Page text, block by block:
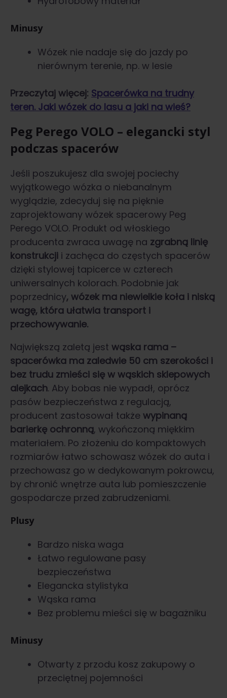
Minusy
Wózek nie nadaje się do jazdy po
nierównym terenie, np. w lesie
Przeczytaj więcej: Spacerówka na trudny
teren. Jaki wózek do lasu a jaki na wieś?
Peg Perego VOLO – elegancki styl
podczas spacerów
Jeśli poszukujesz dla swojej pociechy
wyjątkowego wózka o niebanalnym
wyglądzie, zdecyduj się na pięknie
zaprojektowany wózek spacerowy Peg
Perego VOLO. Produkt od włoskiego
producenta zwraca uwagę na zgrabną linię
konstrukcji i zachęca do częstych spacerów
dzięki stylowej tapicerce w czterech
uniwersalnych kolorach. Podobnie jak
poprzednicy, wózek ma niewielkie koła i niską
wagę, która ułatwia transport i
przechowywanie.
Największą zaletą jest wąska rama –
spacerówka ma zaledwie 50 cm szerokości i
bez trudu zmieści się w wąskich sklepowych
alejkach. Aby bobas nie wypadł, oprócz
pasów bezpieczeństwa z regulacją,
producent zastosował także wypinaną
barierkę ochronną, wykończoną miękkim
materiałem. Po złożeniu do kompaktowych
rozmiarów łatwo schowasz wózek do auta i
przechowasz go w dedykowanym pokrowcu,
by chronić wnętrze auta lub pomieszczenie
gospodarcze przed zabrudzeniami.
Plusy
Bardzo niska waga
Łatwo regulowane pasy
bezpieczeństwa
Elegancka stylistyka
Wąska rama
Bez problemu mieści się w bagażniku
Minusy
Otwarty z przodu kosz zakupowy o
przeciętnej pojemności